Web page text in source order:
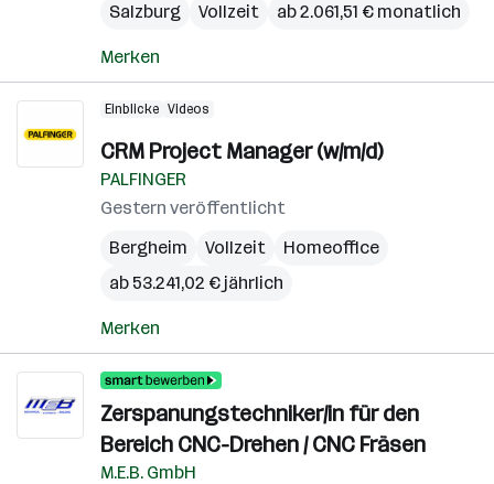
Salzburg
Vollzeit ab 2.061,51 € monatlich
Merken
Einblicke Videos
CRM Project Manager (w/m/d)
PALFINGER
Gestern veröffentlicht
Bergheim
Vollzeit
Homeoffice
ab 53.241,02 € jährlich
Merken
Zerspanungstechniker/in für den
Bereich CNC-Drehen / CNC Fräsen
M.E.B. GmbH